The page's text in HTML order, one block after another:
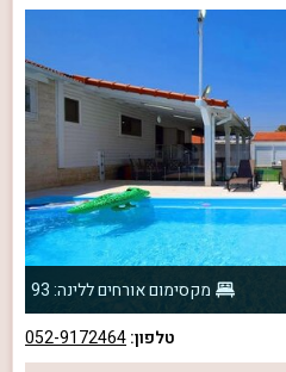
מקסימום אורחים ללינה: 93
טלפון:052-9172464